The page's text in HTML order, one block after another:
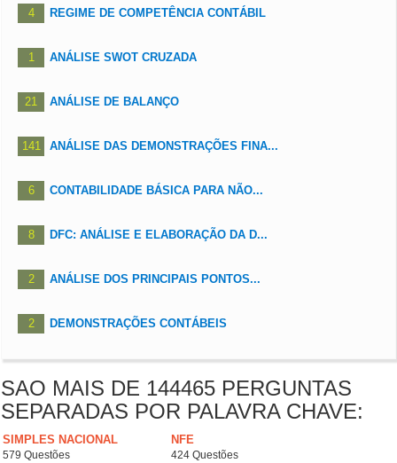
4 REGIME DE COMPETÊNCIA CONTÁBIL
1 ANÁLISE SWOT CRUZADA
21 ANÁLISE DE BALANÇO
141 ANÁLISE DAS DEMONSTRAÇÕES FINA...
6 CONTABILIDADE BÁSICA PARA NÃO...
8 DFC: ANÁLISE E ELABORAÇÃO DA D...
2 ANÁLISE DOS PRINCIPAIS PONTOS...
2 DEMONSTRAÇÕES CONTÁBEIS
SAO MAIS DE 144465 PERGUNTAS
SEPARADAS POR PALAVRA CHAVE:
SIMPLES NACIONAL
579 Questões
NFE
424 Questões